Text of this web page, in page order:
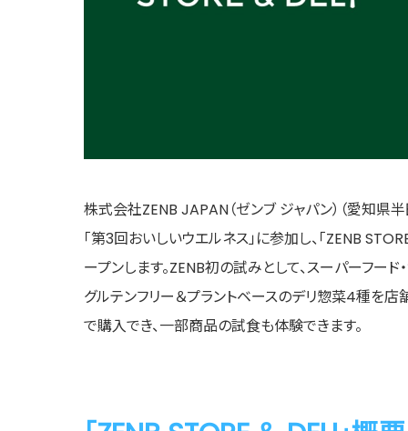
株式会社ZENB JAPAN（ゼンブ ジャパン）（愛知県
「第3回おいしいウエルネス」に参加し、「ZENB
ープンします。ZENB初の試みとして、スーパーフード
グルテンフリー＆プラントベースのデリ惣菜4種を
で購入でき、一部商品の試食も体験できます。